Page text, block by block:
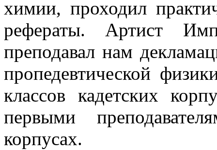
химии, проходил
рефераты. Артист
преподавал нам
пропедевтической
классов кадетских
первыми
корпусах.